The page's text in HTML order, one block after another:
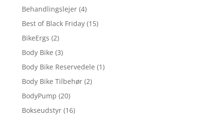
Behandlingslejer (4)
Best of Black Friday (15)
BikeErgs (2)
Body Bike (3)
Body Bike Reservedele (1)
Body Bike Tilbehør (2)
BodyPump (20)
Bokseudstyr (16)